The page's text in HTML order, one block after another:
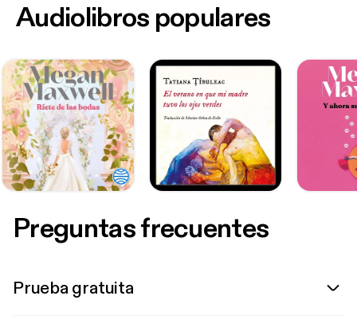
Audiolibros populares
Preguntas frecuentes
Prueba gratuita